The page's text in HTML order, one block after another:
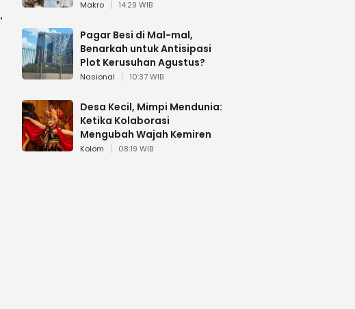
,
Strategis
Makro 14:29 WIB
Pagar Besi di Mal-mal,
Benarkah untuk Antisipasi
Plot Kerusuhan Agustus?
Nasional 10:37 WIB
Desa Kecil, Mimpi Mendunia:
Ketika Kolaborasi
Mengubah Wajah Kemiren
Kolom 08:19 WIB